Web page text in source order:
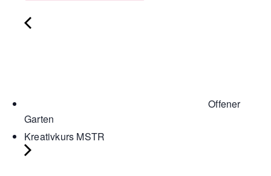
Offener
Garten
Kreativkurs MSTR